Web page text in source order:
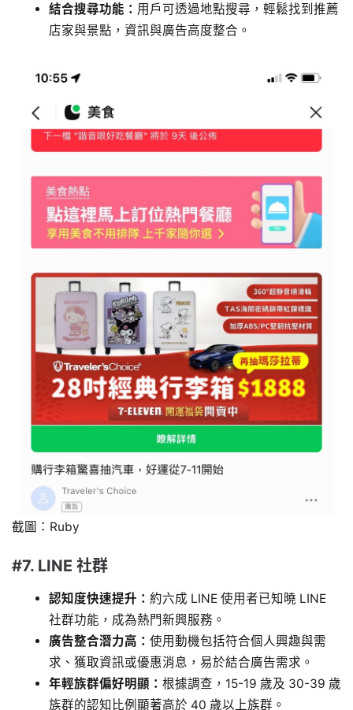
結合搜尋功能： 用戶可透過地點搜尋，輕鬆找到推薦
店家與景點，資訊與廣告高度整合。
截圖：Ruby
#7. LINE 社群
認知度快速提升： 約六成 LINE 使用者已知曉 LINE
社群功能，成為熱門新興服務。
廣告整合潛力高： 使用動機包括符合個人興趣與需
求、獲取資訊或優惠消息，易於結合廣告需求。
年輕族群偏好明顯： 根據調查，15-19 歲及 30-39 歲
族群的認知比例顯著高於 40 歲以上族群。